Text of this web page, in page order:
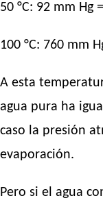
50 °C: 92 mm Hg
100 °C: 760 mm
A esta
agua pura ha
caso la presión
evaporación.
Pero si el agua